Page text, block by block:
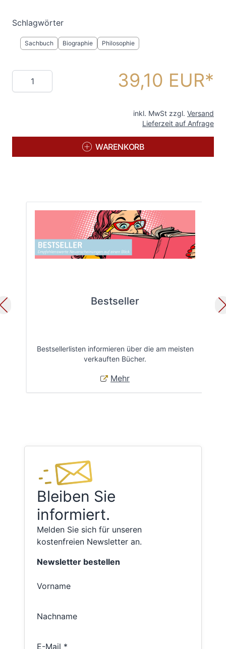
Schlagwörter
Sachbuch Biographie Philosophie
Menge 39,10 EUR
inkl. MwSt zzgl. Versand
Lieferzeit auf Anfrage
WARENKORB
Bestseller
Bestsellerlisten informieren über die am meisten
verkauften Bücher.
Mehr
Bleiben Sie
informiert.
Melden Sie sich für unseren
kostenfreien Newsletter an.